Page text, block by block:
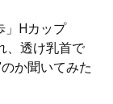
」Hカップ
、透け乳首で
か聞いてみた